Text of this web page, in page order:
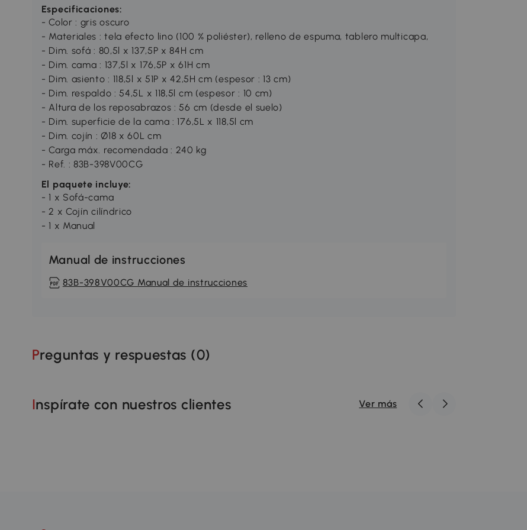
Especificaciones:
- Color : gris oscuro
- Materiales : tela efecto lino (100 % poliéster), relleno de espuma, tablero multicapa,
- Dim. sofá : 80,5l x 137,5P x 84H cm
- Dim. cama : 137,5l x 176,5P x 61H cm
- Dim. asiento : 118,5l x 51P x 42,5H cm (espesor : 13 cm)
- Dim. respaldo : 54,5L x 118,5l cm (espesor : 10 cm)
- Altura de los reposabrazos : 56 cm (desde el suelo)
- Dim. superficie de la cama : 176,5L x 118,5l cm
- Dim. cojín : Ø18 x 60L cm
- Carga máx. recomendada : 240 kg
- Ref. : 83B-398V00CG
El paquete incluye:
- 1 x Sofá-cama
- 2 x Cojín cilíndrico
- 1 x Manual
Manual de instrucciones
83B-398V00CG Manual de instrucciones
Preguntas y respuestas (0)
Inspírate con nuestros clientes Ver más